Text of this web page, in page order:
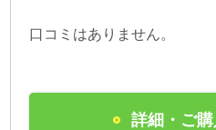
口コミはありません。
詳細・ご